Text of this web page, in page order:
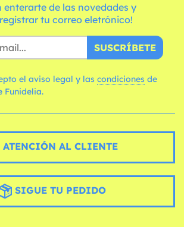
enterarte de las novedades y
tu correo eletrónico!
SUSCRÍBETE
el aviso legal y las condiciones
Funidelia.
ATENCIÓN AL CLIENTE
SIGUE TU PEDIDO